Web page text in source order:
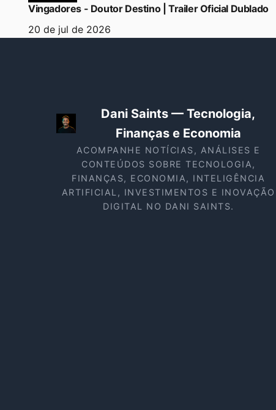
Vingadores - Doutor Destino | Trailer Oficial Dublado
20 de jul de 2026
Dani Saints — Tecnologia,
Finanças e Economia
ACOMPANHE NOTÍCIAS, ANÁLISES E
CONTEÚDOS SOBRE TECNOLOGIA,
FINANÇAS, ECONOMIA, INTELIGÊNCIA
ARTIFICIAL, INVESTIMENTOS E INOVAÇÃO
DIGITAL NO DANI SAINTS.